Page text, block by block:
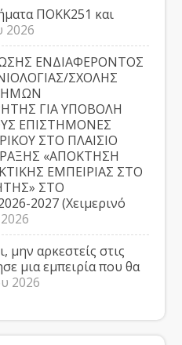
ΠΟΚΚ251 και
2026
ΕΝΔΙΑΦΕΡΟΝΤΟΣ
ΣΧΟΛΗΣ
ΓΙΑ ΥΠΟΒΟΛΗ
ΕΠΙΣΤΗΜΟΝΕΣ
ΣΤΟ ΠΛΑΙΣΙΟ
«ΑΠΟΚΤΗΣΗ
ΕΜΠΕΙΡΙΑΣ ΣΤΟ
ΣΤΟ
2027 (Χειμερινό
μην αρκεστείς στις
μια εμπειρία που θα
2026